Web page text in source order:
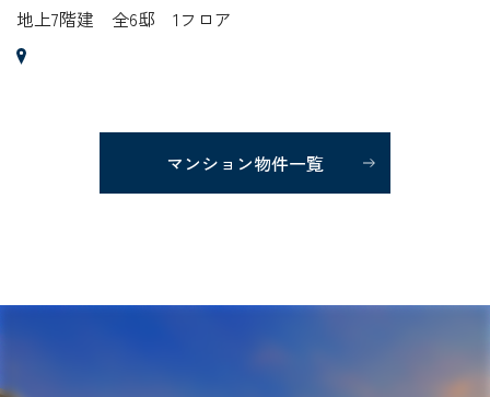
地上7階建 全6邸 1フロア
マンション物件一覧